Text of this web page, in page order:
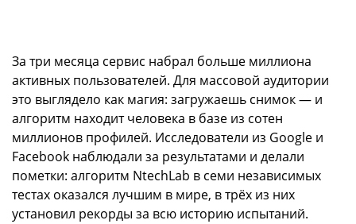
За три месяца сервис набрал больше миллиона
активных пользователей. Для массовой аудитории
это выглядело как магия: загружаешь снимок — и
алгоритм находит человека в базе из сотен
миллионов профилей. Исследователи из Google и
Facebook наблюдали за результатами и делали
пометки: алгоритм NtechLab в семи независимых
тестах оказался лучшим в мире, в трёх из них
установил рекорды за всю историю испытаний.